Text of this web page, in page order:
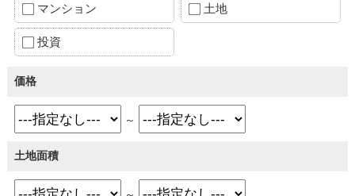
マンション 土地
投資
価格
～
土地面積